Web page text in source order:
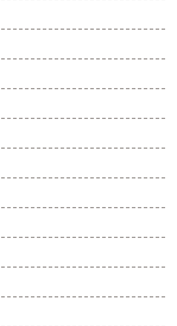
笑 先日、池袋の
人の方が多く、
きな水槽にはサ
たくさんの人
湘南の外壁
いお天気です
きました!! 私も
、またアップ